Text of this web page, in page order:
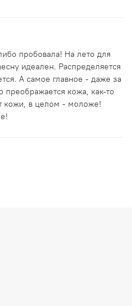
пробовала! На лето для
идеален. Распределяется
А самое главное - даже за
преображается кожа, как-то
кожи, в целом - моложе!